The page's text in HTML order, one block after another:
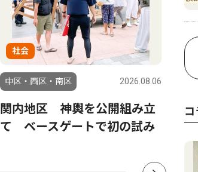
社会
中区・西区・南区 2026.08.06
関内地区 神輿を公開組み立
て ベースゲートで初の試み
中
コ